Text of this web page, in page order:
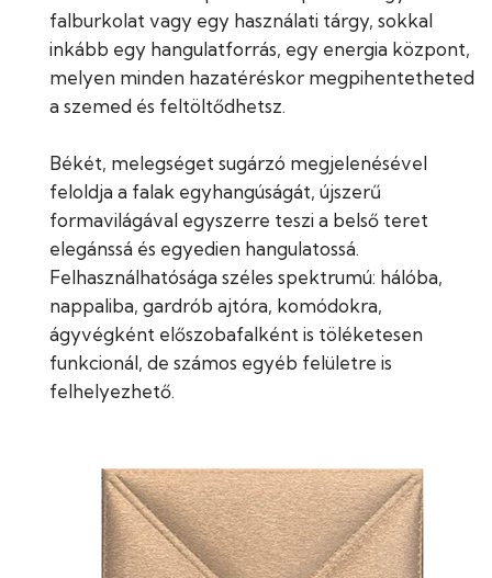
falburkolat vagy egy használati tárgy, sokkal
inkább egy hangulatforrás, egy energia központ,
melyen minden hazatéréskor megpihentetheted
a szemed és feltöltődhetsz.
Békét, melegséget sugárzó megjelenésével
feloldja a falak egyhangúságát, újszerű
formavilágával egyszerre teszi a belső teret
elegánssá és egyedien hangulatossá.
Felhasználhatósága széles spektrumú: hálóba,
nappaliba, gardrób ajtóra, komódokra,
ágyvégként előszobafalként is töléketesen
funkcionál, de számos egyéb felületre is
felhelyezhető.